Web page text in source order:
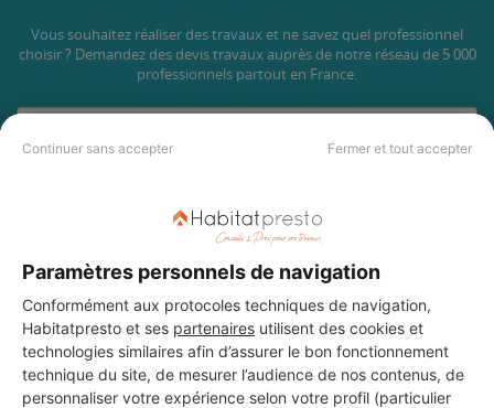
Continuer sans accepter Fermer et tout accepter
Paramètres personnels de navigation
Conformément aux protocoles techniques de navigation,
Habitatpresto et ses partenaires utilisent des cookies et
technologies similaires afin d’assurer le bon fonctionnement
technique du site, de mesurer l’audience de nos contenus, de
personnaliser votre expérience selon votre profil (particulier
Vous souhaitez réaliser des travaux et ne savez quel professionnel
choisir ? Demandez des devis travaux auprès de notre réseau de 5 000
professionnels partout en France.
DEMANDER UN DEVIS